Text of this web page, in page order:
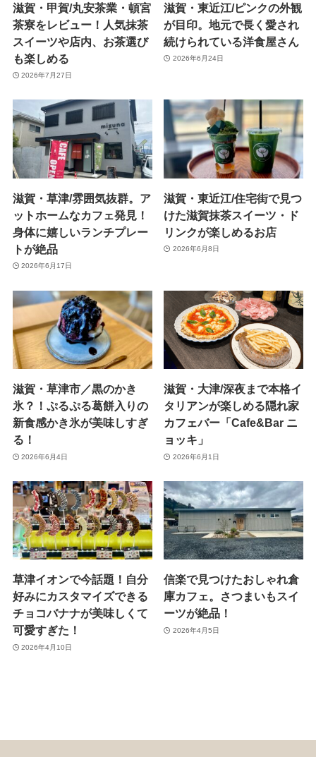
滋賀・甲賀/丸安茶業・頓宮
茶寮をレビュー！人気抹茶
スイーツや店内、お茶選び
も楽しめる
2026年7月27日
滋賀・東近江/ピンクの外観
が目印。地元で長く愛され
続けられている洋食屋さん
2026年6月24日
滋賀・草津/雰囲気抜群。ア
ットホームなカフェ発見！
身体に嬉しいランチプレー
トが絶品
2026年6月17日
滋賀・東近江/住宅街で見つ
けた滋賀抹茶スイーツ・ド
リンクが楽しめるお店
2026年6月8日
滋賀・草津市／黒のかき
氷？！ぷるぷる葛餅入りの
新食感かき氷が美味しすぎ
る！
2026年6月4日
滋賀・大津/深夜まで本格イ
タリアンが楽しめる隠れ家
カフェバー「Cafe&Bar ニ
ョッキ」
2026年6月1日
草津イオンで今話題！自分
好みにカスタマイズできる
チョコバナナが美味しくて
可愛すぎた！
2026年4月10日
信楽で見つけたおしゃれ倉
庫カフェ。さつまいもスイ
ーツが絶品！
2026年4月5日